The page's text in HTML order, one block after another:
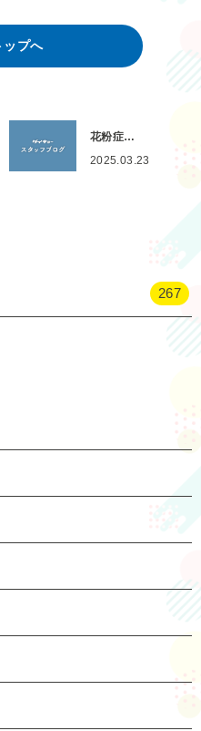
ップへ
花粉症…
2025.03.23
267